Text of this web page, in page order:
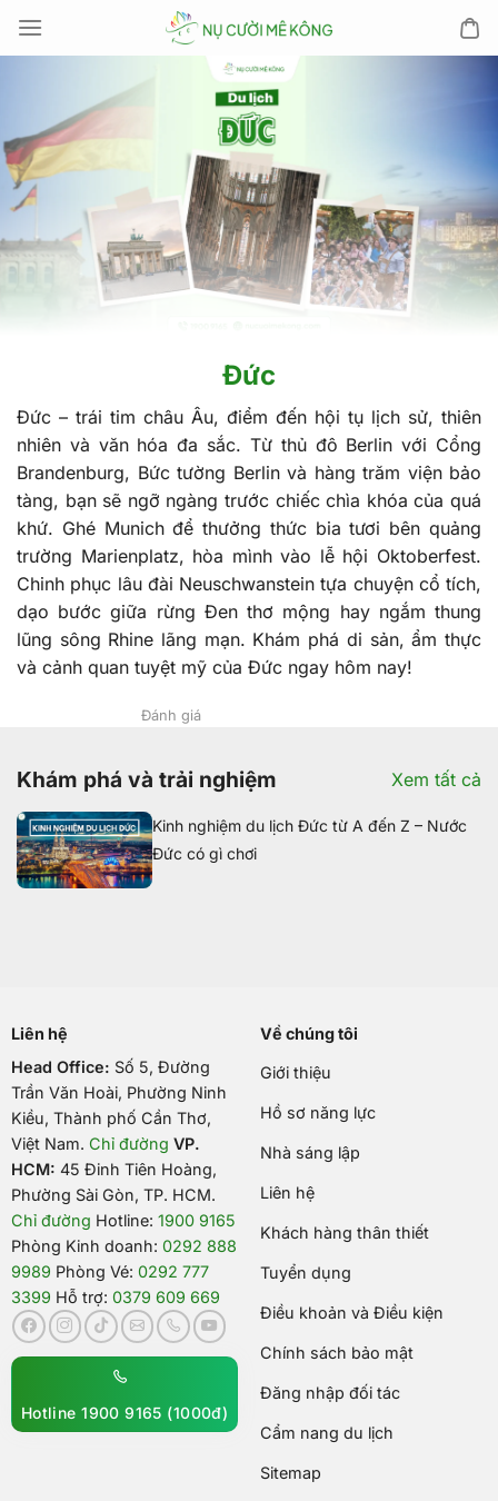
đến
Đức
Đức – trái tim châu Âu, điểm đến hội tụ lịch sử, thiên
nhiên và văn hóa đa sắc. Từ thủ đô Berlin với Cổng
Brandenburg, Bức tường Berlin và hàng trăm viện bảo
tàng, bạn sẽ ngỡ ngàng trước chiếc chìa khóa của quá
khứ. Ghé Munich để thưởng thức bia tươi bên quảng
trường Marienplatz, hòa mình vào lễ hội Oktoberfest.
Chinh phục lâu đài Neuschwanstein tựa chuyện cổ tích,
dạo bước giữa rừng Đen thơ mộng hay ngắm thung
lũng sông Rhine lãng mạn. Khám phá di sản, ẩm thực
và cảnh quan tuyệt mỹ của Đức ngay hôm nay!
Đánh giá
Khám phá và trải nghiệm Xem tất cả
Kinh nghiệm du lịch Đức từ A đến Z – Nước
Đức có gì chơi
Liên hệ
Head Office: Số 5, Đường
Trần Văn Hoài, Phường Ninh
Kiều, Thành phố Cần Thơ,
Việt Nam. Chỉ đường VP.
HCM: 45 Đinh Tiên Hoàng,
Phường Sài Gòn, TP. HCM.
Chỉ đường Hotline: 1900 9165
Phòng Kinh doanh: 0292 888
9989 Phòng Vé: 0292 777
3399 Hỗ trợ: 0379 609 669
Hotline 1900 9165 (1000đ)
Về chúng tôi
Giới thiệu
Hồ sơ năng lực
Nhà sáng lập
Liên hệ
Khách hàng thân thiết
Tuyển dụng
Điều khoản và Điều kiện
Chính sách bảo mật
Đăng nhập đối tác
Cẩm nang du lịch
Sitemap